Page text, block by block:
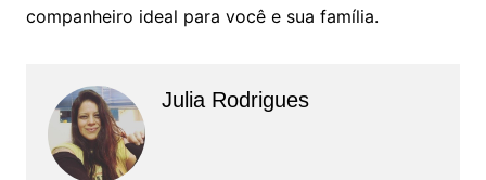
companheiro ideal para você e sua família.
Julia Rodrigues